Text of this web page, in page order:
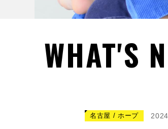
WHAT'S
名古屋 / ホープ